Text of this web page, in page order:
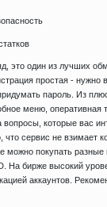
это один из лучших
простая - нужно
пароль. Из
меню, оперативная
вопросы, которые вас
сервис не взимает
можно покупать разные
На бирже высокий
аккаунтов.